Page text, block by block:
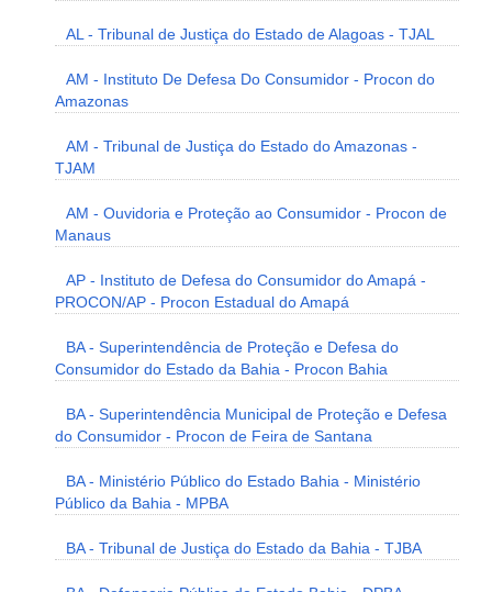
AL - Tribunal de Justiça do Estado de Alagoas - TJAL
AM - Instituto De Defesa Do Consumidor - Procon do
Amazonas
AM - Tribunal de Justiça do Estado do Amazonas -
TJAM
AM - Ouvidoria e Proteção ao Consumidor - Procon de
Manaus
AP - Instituto de Defesa do Consumidor do Amapá -
PROCON/AP - Procon Estadual do Amapá
BA - Superintendência de Proteção e Defesa do
Consumidor do Estado da Bahia - Procon Bahia
BA - Superintendência Municipal de Proteção e Defesa
do Consumidor - Procon de Feira de Santana
BA - Ministério Público do Estado Bahia - Ministério
Público da Bahia - MPBA
BA - Tribunal de Justiça do Estado da Bahia - TJBA